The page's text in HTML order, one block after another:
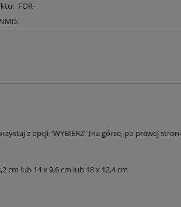
FOR-
z opcji "WYBIERZ" (na górze, po prawej
cm lub 14 x 9,6 cm lub 18 x 12,4 cm